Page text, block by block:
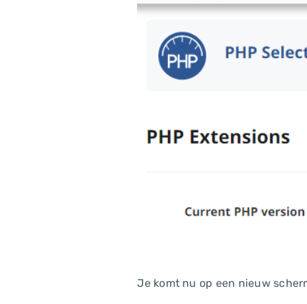
Je komt nu op een nieuw